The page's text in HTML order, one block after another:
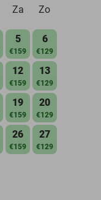
Za Zo
5
€159
6
€129
12
€159
13
€129
19
€159
20
€129
26
€159
27
€129